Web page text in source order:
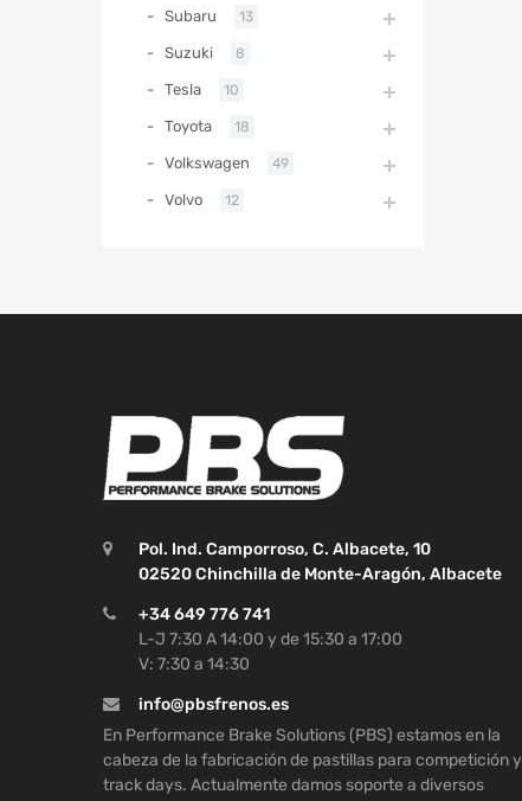
Subaru 13
Suzuki 8
Tesla 10
Toyota 18
Volkswagen 49
Volvo 12
Pol. Ind. Camporroso, C. Albacete, 10
02520 Chinchilla de Monte-Aragón, Albacete
+34 649 776 741
L-J 7:30 A 14:00 y de 15:30 a 17:00
V: 7:30 a 14:30
info@pbsfrenos.es
En Performance Brake Solutions (PBS) estamos en la
cabeza de la fabricación de pastillas para competición y
track days. Actualmente damos soporte a diversos